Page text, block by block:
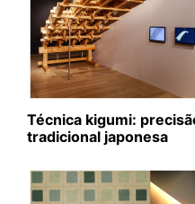
Técnica kigumi:
tradicional japonesa